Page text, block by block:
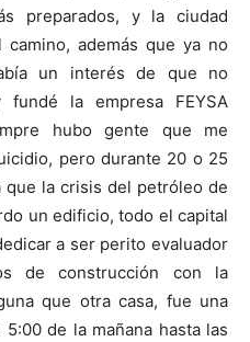
preparados, y la ciudad
además que ya no
un interés de que no
la empresa FEYSA
hubo gente que me
pero durante 20 o 25
que la crisis del petróleo de
un edificio, todo el capital
a ser perito evaluador
de construcción con la
que otra casa, fue una
de la mañana hasta las